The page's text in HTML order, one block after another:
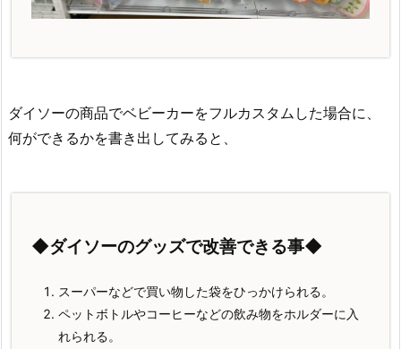
ダイソーの商品でベビーカーをフルカスタムした場合に、
何ができるかを書き出してみると、
◆ダイソーのグッズで改善できる事◆
スーパーなどで買い物した袋をひっかけられる。
ペットボトルやコーヒーなどの飲み物をホルダーに入
れられる。